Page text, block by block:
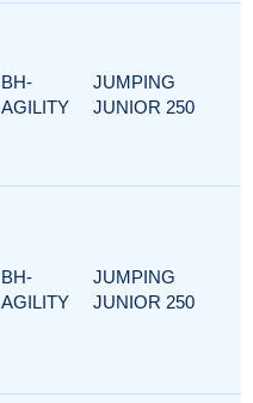
BH-
AGILITY
JUMPING
JUNIOR 250
BH-
AGILITY
JUMPING
JUNIOR 250